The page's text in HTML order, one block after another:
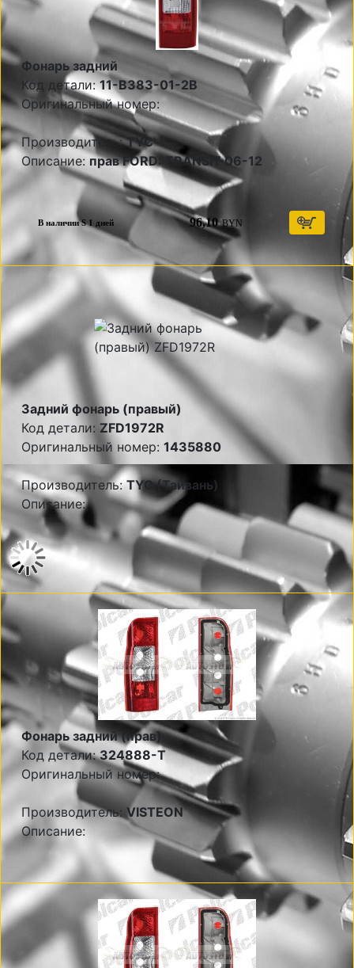
Фонарь задний
Код детали:11-B383-01-2B
Оригинальный номер:
Производитель:TYC
Описание: прав FORD: TRANSIT 06-12
В наличии S 1 дней 96,10 BYN
Задний фонарь (правый)
Код детали: ZFD1972R
Оригинальный номер: 1435880
Производитель:TYC (Тайвань)
Описание:
Фонарь задний (прав)
Код детали:324888-T
Оригинальный номер:
Производитель: VISTEON
Описание: